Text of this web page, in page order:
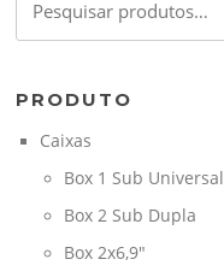
por:
PRODUTO
Caixas
Box 1 Sub Universal
Box 2 Sub Dupla
Box 2x6,9"